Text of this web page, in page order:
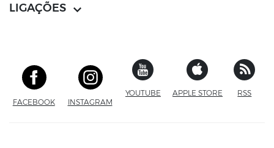
LIGAÇÕES
FACEBOOKSITE EXTERNO
INSTAGRAM
YOUTUBE SITE EXTERNO
APPLE STORE SITERSS